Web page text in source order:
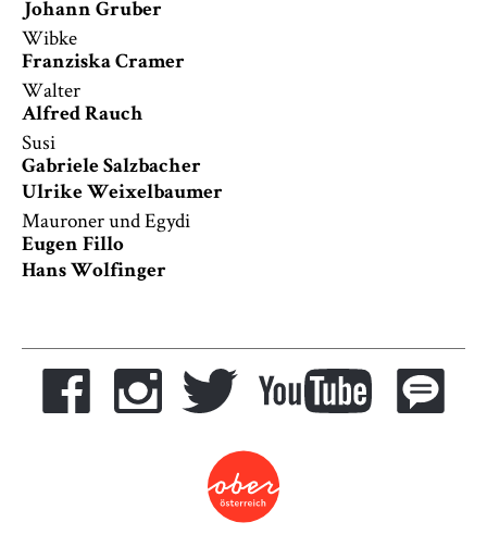
Johann Gruber
Wibke
Franziska Cramer
Walter
Alfred Rauch
Susi
Gabriele Salzbacher
Ulrike Weixelbaumer
Mauroner und Egydi
Eugen Fillo
Hans Wolfinger